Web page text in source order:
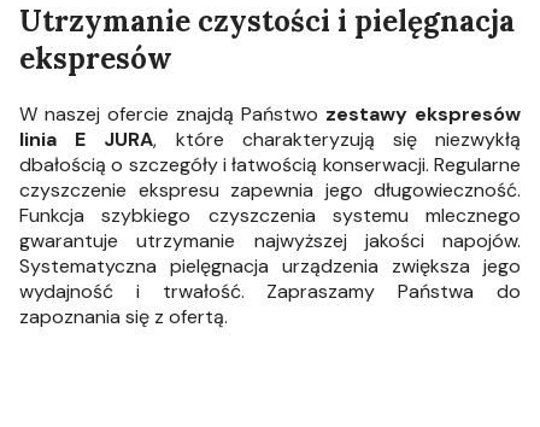
Utrzymanie czystości i pielęgnacja
ekspresów
W naszej ofercie znajdą Państwo zestawy ekspresów
linia E JURA, które charakteryzują się niezwykłą
dbałością o szczegóły i łatwością konserwacji. Regularne
czyszczenie ekspresu zapewnia jego długowieczność.
Funkcja szybkiego czyszczenia systemu mlecznego
gwarantuje utrzymanie najwyższej jakości napojów.
Systematyczna pielęgnacja urządzenia zwiększa jego
wydajność i trwałość. Zapraszamy Państwa do
zapoznania się z ofertą.